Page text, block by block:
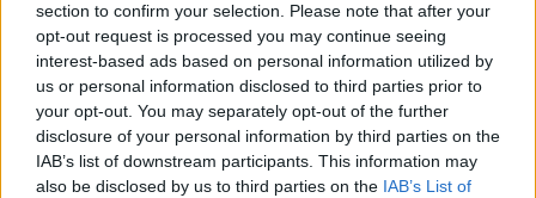
section to confirm your selection. Please note that after your
opt-out request is processed you may continue seeing
interest-based ads based on personal information utilized by
us or personal information disclosed to third parties prior to
your opt-out. You may separately opt-out of the further
disclosure of your personal information by third parties on the
IAB’s list of downstream participants. This information may
also be disclosed by us to third parties on the IAB’s List of
d’ingresso dell’appartamento, nel tentativo di
sfondarla.
A quel punto, allarmata, la vittima ha avvisato il
“112”, che grazie all’intervento sul posto dei
Carabinieri del Nucleo Operativo della Compagnia
Roma piazza Dante, è riuscito a bloccare l’esagitata.